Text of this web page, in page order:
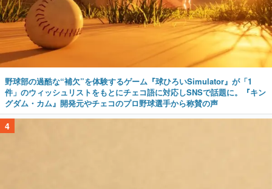
野球部の過酷な“補欠”を体験するゲーム『球ひろいSimulator』が「1
件」のウィッシュリストをもとにチェコ語に対応しSNSで話題に。『キン
グダム・カム』開発元やチェコのプロ野球選手から称賛の声
4